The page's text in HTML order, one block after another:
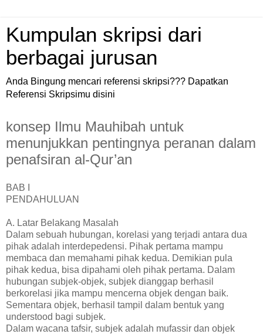
Kumpulan skripsi dari
berbagai jurusan
Anda Bingung mencari referensi skripsi??? Dapatkan
Referensi Skripsimu disini
konsep Ilmu Mauhibah untuk
menunjukkan pentingnya peranan dalam
penafsiran al-Qur’an
BAB I
PENDAHULUAN
A. Latar Belakang Masalah
Dalam sebuah hubungan, korelasi yang terjadi antara dua
pihak adalah interdepedensi. Pihak pertama mampu
membaca dan memahami pihak kedua. Demikian pula
pihak kedua, bisa dipahami oleh pihak pertama. Dalam
hubungan subjek-objek, subjek dianggap berhasil
berkorelasi jika mampu mencerna objek dengan baik.
Sementara objek, berhasil tampil dalam bentuk yang
understood bagi subjek.
Dalam wacana tafsir, subjek adalah mufassir dan objek